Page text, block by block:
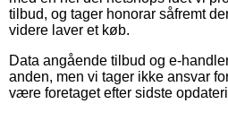
tilbud, og tager honorar såfremt
videre laver et køb.
Data angående tilbud og e-
anden, men vi tager ikke ansvar
være foretaget efter sidste